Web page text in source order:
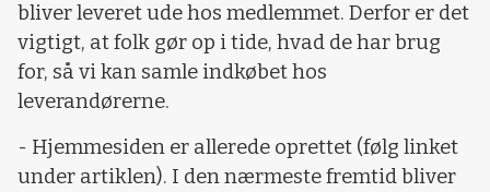
bliver leveret ude hos medlemmet. Derfor er det
vigtigt, at folk gør op i tide, hvad de har brug
for, så vi kan samle indkøbet hos
leverandørerne.
- Hjemmesiden er allerede oprettet (følg linket
under artiklen). I den nærmeste fremtid bliver